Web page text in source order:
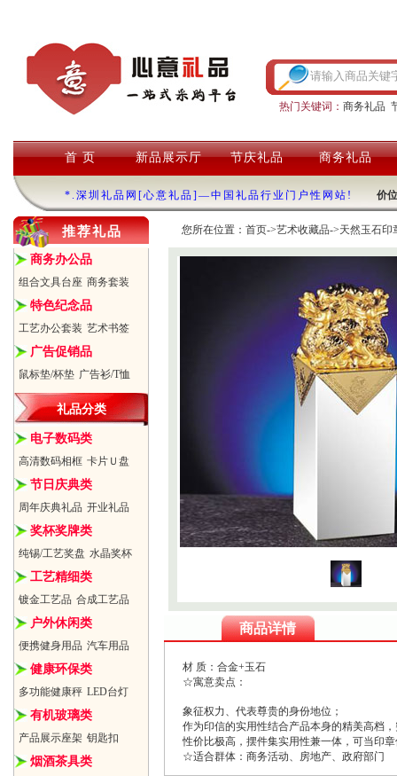
热门关键词： 商务礼品
首 页 新品展示厅 节庆礼品 商务礼品
*.深圳礼品网[心意礼品]—中国礼品行业门户性网站! 价
推荐礼品
商务办公品
组合文具台座 商务套装
特色纪念品
工艺办公套装 艺术书签
广告促销品
鼠标垫/杯垫 广告衫/T恤
礼品分类
电子数码类
高清数码相框 卡片Ｕ盘
节日庆典类
周年庆典礼品 开业礼品
奖杯奖牌类
纯锡/工艺奖盘 水晶奖杯
工艺精细类
镀金工艺品 合成工艺品
户外休闲类
便携健身用品 汽车用品
健康环保类
多功能健康秤 LED台灯
有机玻璃类
产品展示座架 钥匙扣
烟酒茶具类
您所在位置： 首页->艺术收藏品->天然玉石印
商品详情
材 质：合金+玉石
☆寓意卖点：
象征权力、代表尊贵的身份地位；
作为印信的实用性结合产品本身的精美高档
性价比极高，摆件集实用性兼一体，可当印
☆适合群体：商务活动、房地产、政府部门